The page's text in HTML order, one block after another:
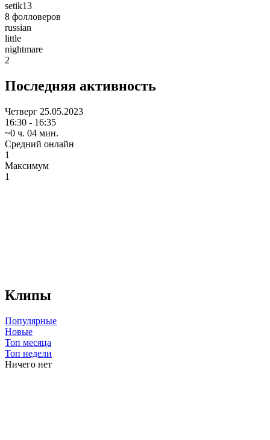
setik13
8 фолловеров
russian
little
nightmare
2
Последняя активность
Четверг 25.05.2023
16:30 - 16:35
~0 ч. 04 мин.
Средний онлайн
1
Максимум
1
Клипы
Популярные
Новые
Топ месяца
Топ недели
Ничего нет